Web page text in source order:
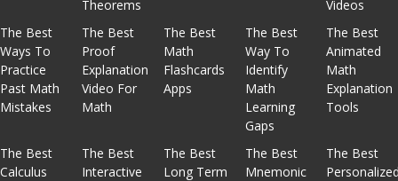
Theorems
Videos
The Best
Ways To
Practice
Past Math
Mistakes
The Best
Proof
Explanation
Video For
Math
The Best
Math
Flashcards
Apps
The Best
Way To
Identify
Math
Learning
Gaps
The Best
Animated
Math
Explanation
Tools
The Best
Calculus
The Best
Interactive
The Best
Long Term
The Best
Mnemonic
The Best